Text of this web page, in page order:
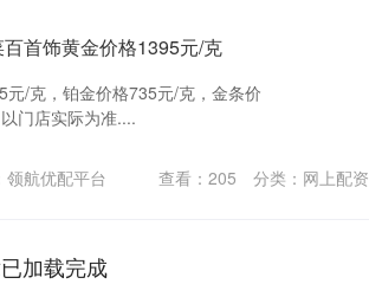
首饰黄金价格1395元/克
/克，铂金价格735元/克，金条价
门店实际为准....
领航优配平台 查看：205 分类： 网上配资
加载完成